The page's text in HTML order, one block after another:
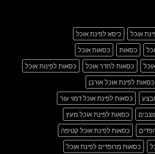
אוכל
כיסא לפינת אוכל
כסאות
כסאות אוכל
כסאות לחדר אוכל
כסאות לפינות אוכל
כסאות לפינת אוכל אורבן
כסאות לפינת אוכל דמוי עור
כסאות לפינת אוכל מעץ
כסאות לפינת אוכל קטיפה
כסאות מרופדים לפינת אוכל